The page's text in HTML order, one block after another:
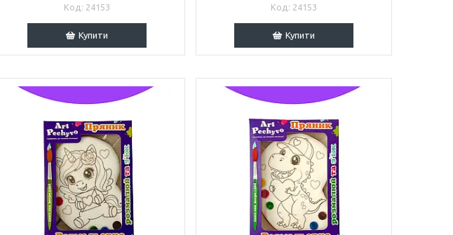
24153
Купити
24153
Купити